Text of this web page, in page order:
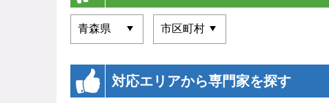
対応エリアから専門家を探す